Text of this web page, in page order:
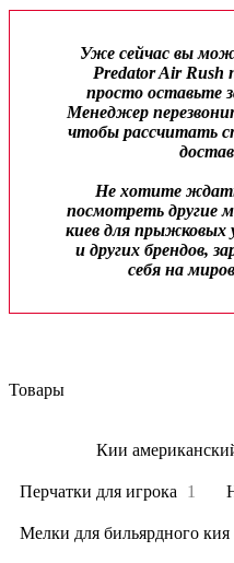
Уже сейчас вы
Predator Air Rush
просто оставьте
Менеджер
чтобы рассчитать
Не хотите
посмотреть другие
киев для прыжковых
и других брендов,
себя на
Товары
Кии
Перчатки для игрока 1
Мелки для бильярдного кия